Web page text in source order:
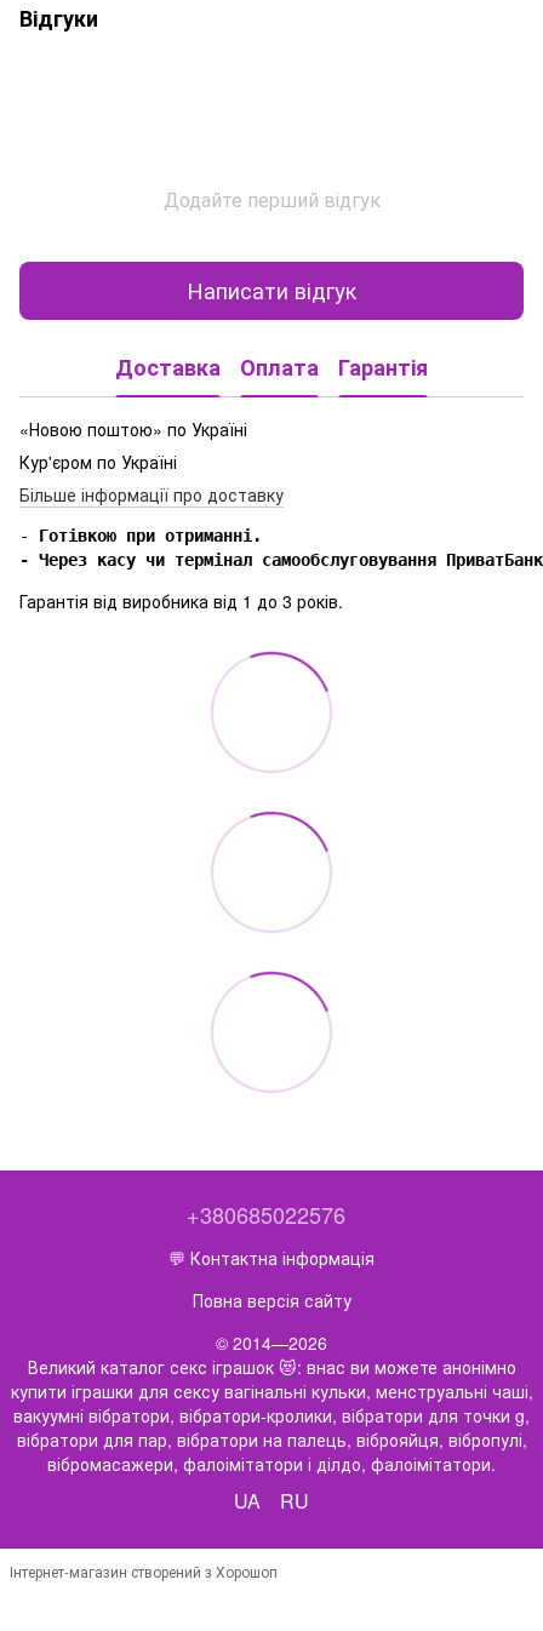
Відгуки
Додайте перший відгук
Написати відгук
Доставка Оплата Гарантія
«Новою поштою» по Україні
Кур'єром по Україні
Більше інформації про доставку
-
Готівкою при отриманні.
- Через касу чи термінал самообслуговування ПриватБанк
Гарантія від виробника від 1 до 3 років.
+380685022576
💬 Контактна інформація
Повна версія сайту
© 2014—2026
Великий каталог секс іграшок 😻: внас ви можете анонімно
купити іграшки для сексу вагінальні кульки, менструальні чаші,
вакуумні вібратори, вібратори-кролики, вібратори для точки g,
вібратори для пар, вібратори на палець, віброяйця, вібропулі,
вібромасажери, фалоімітатори і ділдо, фалоімітатори.
UA RU
Інтернет-магазин створений з Хорошоп